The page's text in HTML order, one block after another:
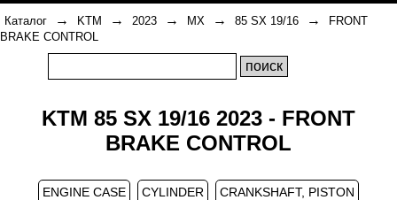
Каталог → KTM → 2023 → MX → 85 SX 19/16 →
FRONT
BRAKE CONTROL
KTM 85 SX 19/16 2023 - FRONT
BRAKE CONTROL
ENGINE CASE CYLINDER
CRANKSHAFT, PISTON